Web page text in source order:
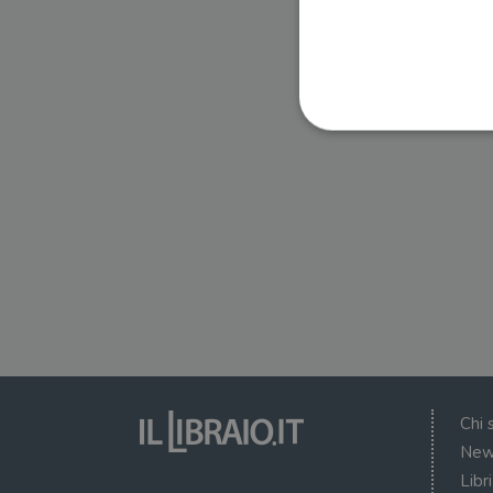
Chi
I cookie strettamente
wordpress_sec_[hash]
CookieScriptConsent